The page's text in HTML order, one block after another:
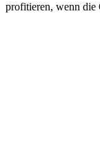
profitieren, wenn die